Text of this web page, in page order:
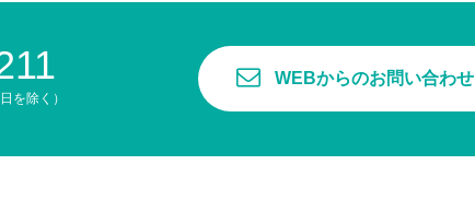
を除く）
WEBからのお問い合わせ